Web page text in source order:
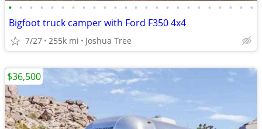
• • • • • • • • • • • • • • • • • • • • • • • •
Bigfoot truck camper with Ford F350 4x4
7/27 255k mi Joshua Tree
$36,500